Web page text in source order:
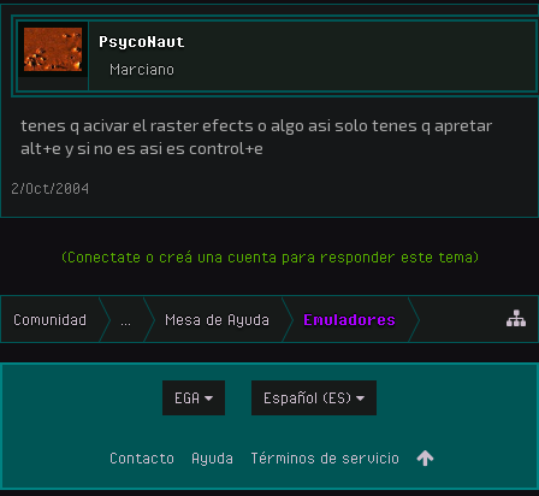
PsycoNaut
Marciano
tenes q acivar el raster efects o algo asi solo tenes q apretar
alt+e y si no es asi es control+e
2/Oct/2004
(Conectate o creá una cuenta para responder este tema)
Comunidad Mesa de Ayuda Emuladores
EGA Español (ES)
Contacto Ayuda Términos de servicio